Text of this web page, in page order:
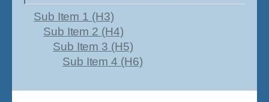
Sub Item 1 (H3)
Sub Item 2 (H4)
Sub Item 3 (H5)
Sub Item 4 (H6)